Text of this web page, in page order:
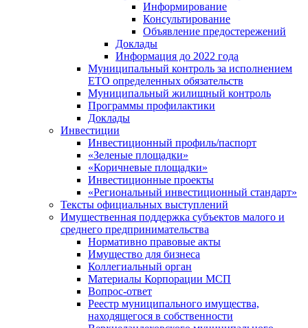
Информирование
Консультирование
Объявление предостережений
Доклады
Информация до 2022 года
Муниципальный контроль за исполнением
ЕТО определенных обязательств
Муниципальный жилищный контроль
Программы профилактики
Доклады
Инвестиции
Инвестиционный профиль/паспорт
«Зеленые площадки»
«Коричневые площадки»
Инвестиционные проекты
«Региональный инвестиционный стандарт»
Тексты официальных выступлений
Имущественная поддержка субъектов малого и
среднего предпринимательства
Нормативно правовые акты
Имущество для бизнеса
Коллегиальный орган
Материалы Корпорации МСП
Вопрос-ответ
Реестр муниципального имущества,
находящегося в собственности